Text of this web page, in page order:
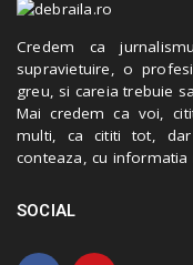
Credem ca
supravietuire, o
greu, si careia trebuie
Mai credem ca voi,
multi, ca cititi tot,
conteaza, cu informatia
SOCIAL